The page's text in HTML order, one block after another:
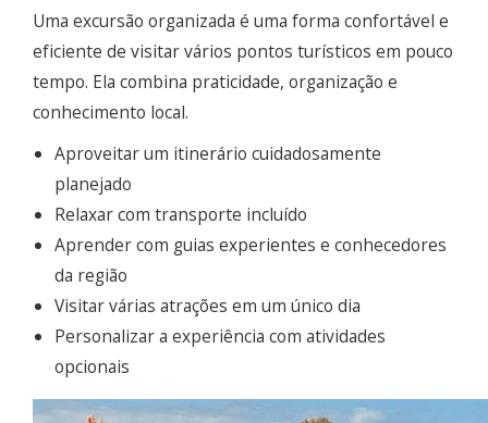
Uma excursão organizada é uma forma confortável e
eficiente de visitar vários pontos turísticos em pouco
tempo. Ela combina praticidade, organização e
conhecimento local.
Aproveitar um itinerário cuidadosamente
planejado
Relaxar com transporte incluído
Aprender com guias experientes e conhecedores
da região
Visitar várias atrações em um único dia
Personalizar a experiência com atividades
opcionais